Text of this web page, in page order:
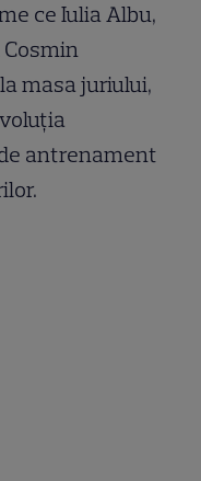
ce Iulia Albu,
Cosmin
masa juriului,
antrenament